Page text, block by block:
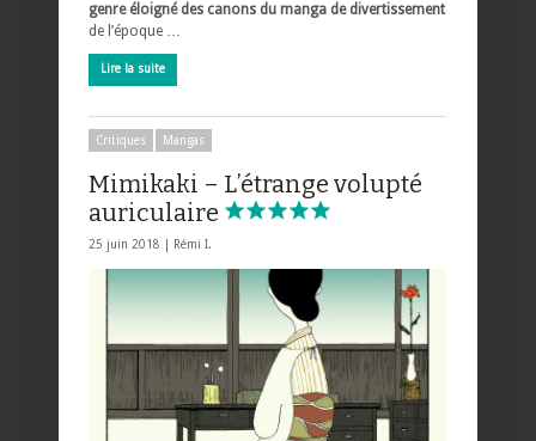
genre éloigné des canons du manga de divertissement
de l’époque …
Lire la suite
Critiques Mangas
Mimikaki – L’étrange volupté
auriculaire
25 juin 2018 | Rémi I.